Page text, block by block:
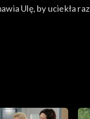
Ulę, by uciekła
z Katią.